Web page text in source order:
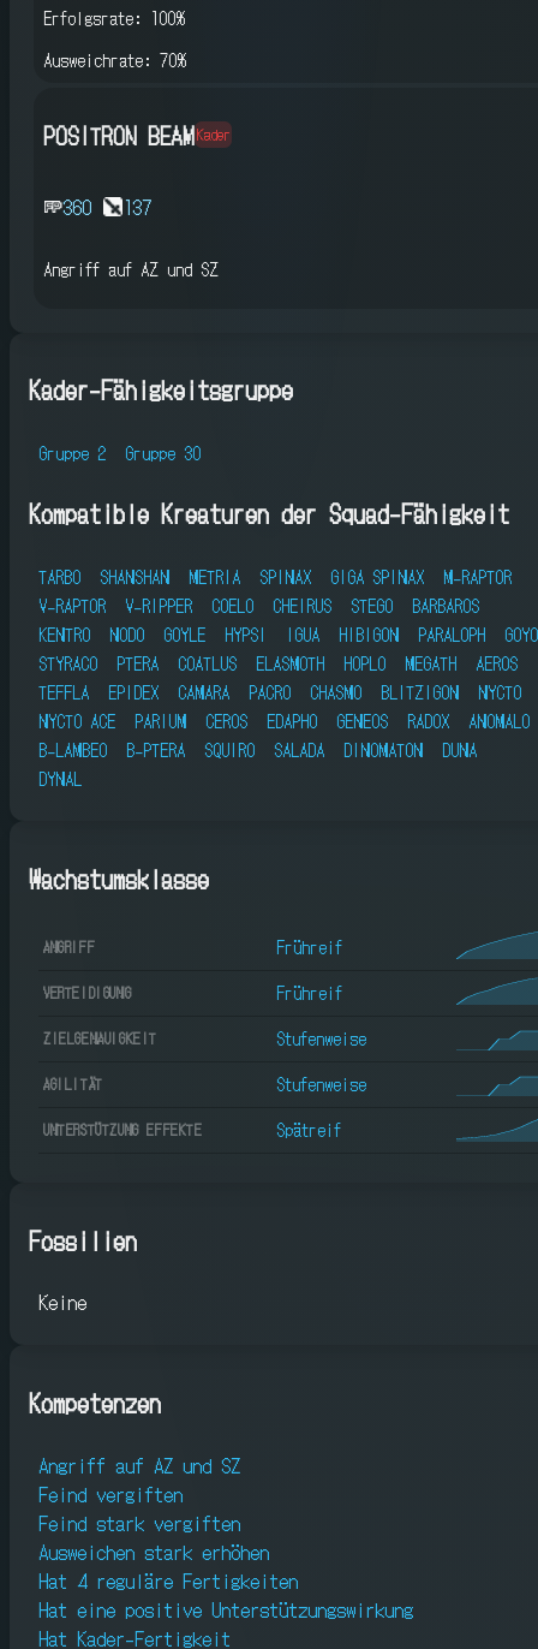
Erfolgsrate: 100%
Ausweichrate: 70%
POSITRON BEAMKader
360 137
Angriff auf AZ und SZ
Kader-Fähigkeitsgruppe
Gruppe 2 Gruppe 30
Kompatible Kreaturen der Squad-Fähigkeit
TARBO SHANSHAN METRIA SPINAX GIGA SPINAX
M-RAPTOR
V-RAPTOR
V-RIPPER COELO CHEIRUS STEGO
BARBAROS
KENTRO
NODO GOYLE HYPSI IGUA HIBIGON PARALOPH
GOYO
STYRACO
PTERA COATLUS ELASMOTH HOPLO MEGATH
AEROS
TEFFLA
EPIDEX CAMARA PACRO CHASMO BLITZIGON
NYCTO
NYCTO ACE
PARIUM CEROS EDAPHO GENEOS RADOX
ANOMALO
B-LAMBEO
B-PTERA SQUIRO SALADA DINOMATON
DUNA
DYNAL
Wachstumsklasse
ANGRIFF Frühreif
VERTEIDIGUNG Frühreif
ZIELGENAUIGKEIT Stufenweise
AGILITÄT Stufenweise
UNTERSTÜTZUNG EFFEKTE Spätreif
Fossilien
Keine
Kompetenzen
Angriff auf AZ und SZ
Feind vergiften
Feind stark vergiften
Ausweichen stark erhöhen
Hat 4 reguläre Fertigkeiten
Hat eine positive Unterstützungswirkung
Hat Kader-Fertigkeit